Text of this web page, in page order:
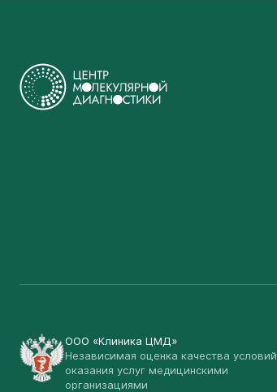
ООО «Клиника ЦМД»
Независимая оценка качества условий
оказания услуг медицинскими
организациями